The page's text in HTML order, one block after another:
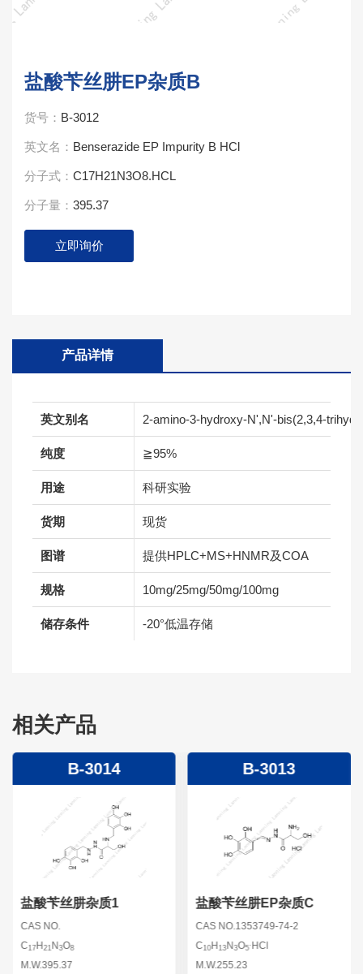
盐酸苄丝肼EP杂质B
货号： B-3012
英文名： Benserazide EP Impurity B HCl
分子式： C17H21N3O8.HCL
分子量： 395.37
立即询价
产品详情
英文别名 2-amino-3-hydroxy-N',N'-bis(2,3,4-
纯度 ≧95%
用途 科研实验
货期 现货
图谱 提供HPLC+MS+HNMR及COA
规格 10mg/25mg/50mg/100mg
储存条件 -20°低温存储
相关产品
B-3014
盐酸苄丝肼杂质1
CAS NO.
C17H21 N3O8
M.W.395.37
B-3013
盐酸苄丝肼EP杂质C
CAS NO.1353749-74-2
C10H 13N3O5 HCl
M.W.255.23